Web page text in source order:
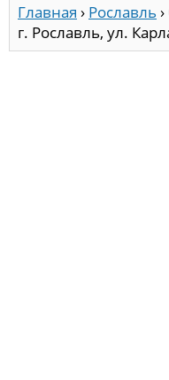
Главная › Рославль ›
г. Рославль, ул.